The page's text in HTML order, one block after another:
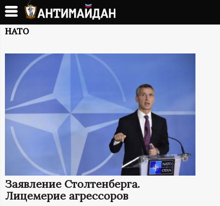
Перейти
основному
А
Н
И
М
Й
Д
НАТО
Заявление Столтенберга.
Лицемерие агрессоров